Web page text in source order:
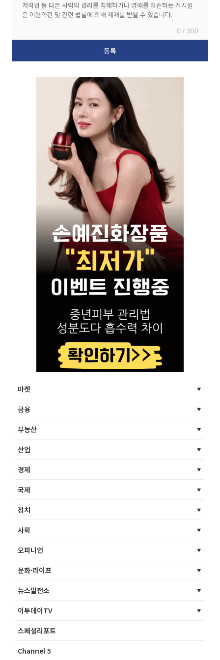
0 / 300
마켓
금융
부동산
산업
경제
국제
정치
사회
오피니언
문화·라이프
뉴스발전소
이투데이TV
스페셜리포트
Channel 5